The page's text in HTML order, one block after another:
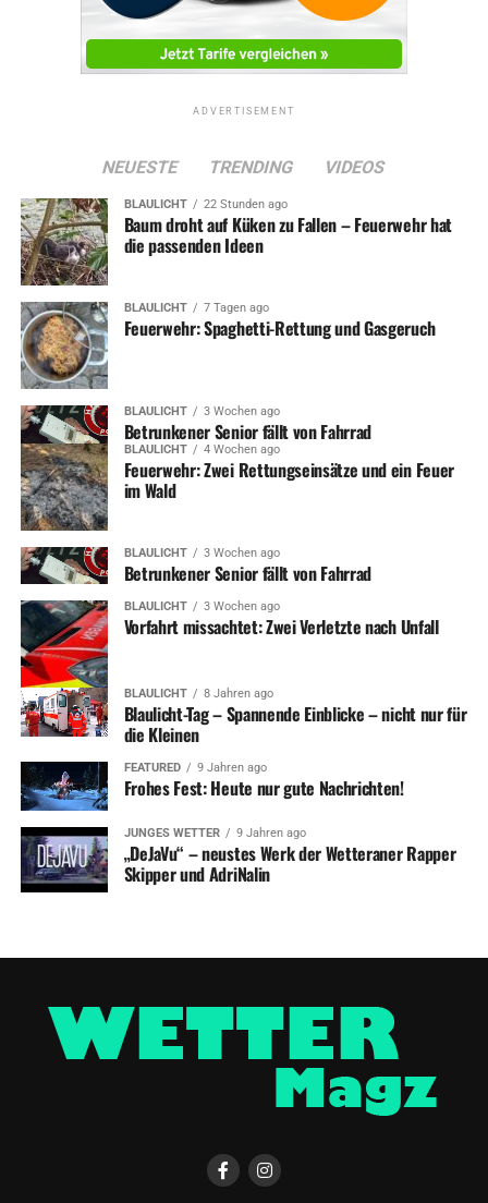
ADVERTISEMENT
NEUESTE TRENDING VIDEOS
BLAULICHT 22 Stunden ago
Baum droht auf Küken zu Fallen – Feuerwehr hat
die passenden Ideen
BLAULICHT 7 Tagen ago
Feuerwehr: Spaghetti-Rettung und Gasgeruch
BLAULICHT 3 Wochen ago
Betrunkener Senior fällt von Fahrrad
BLAULICHT 4 Wochen ago
Feuerwehr: Zwei Rettungseinsätze und ein Feuer
im Wald
BLAULICHT 3 Wochen ago
Betrunkener Senior fällt von Fahrrad
BLAULICHT 3 Wochen ago
Vorfahrt missachtet: Zwei Verletzte nach Unfall
BLAULICHT 8 Jahren ago
Blaulicht-Tag – Spannende Einblicke – nicht nur für
die Kleinen
FEATURED 9 Jahren ago
Frohes Fest: Heute nur gute Nachrichten!
JUNGES WETTER 9 Jahren ago
„DeJaVu“ – neustes Werk der Wetteraner Rapper
Skipper und AdriNalin